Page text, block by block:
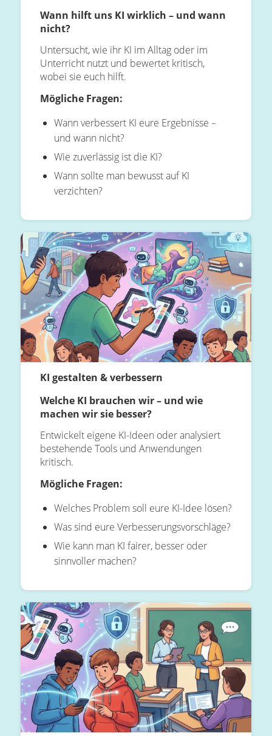
Wann hilft uns KI wirklich – und wann
nicht?
Untersucht, wie ihr KI im Alltag oder im
Unterricht nutzt und bewertet kritisch,
wobei sie euch hilft.
Mögliche Fragen:
Wann verbessert KI eure Ergebnisse –
und wann nicht?
Wie zuverlässig ist die KI?
Wann sollte man bewusst auf KI
verzichten?
KI gestalten & verbessern
Welche KI brauchen wir – und wie
machen wir sie besser?
Entwickelt eigene KI-Ideen oder analysiert
bestehende Tools und Anwendungen
kritisch.
Mögliche Fragen:
Welches Problem soll eure KI-Idee lösen?
Was sind eure Verbesserungsvorschläge?
Wie kann man KI fairer, besser oder
sinnvoller machen?